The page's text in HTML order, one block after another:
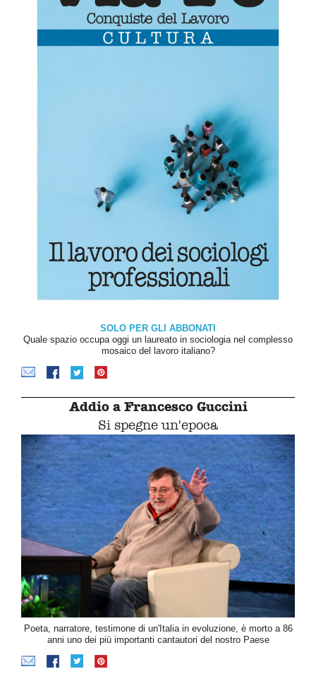
SOLO PER GLI ABBONATI
Quale spazio occupa oggi un laureato in sociologia nel complesso
mosaico del lavoro italiano?
Addio a Francesco Guccini
Si spegne un'epoca
Poeta, narratore, testimone di un'Italia in evoluzione, è morto a 86
anni uno dei più importanti cantautori del nostro Paese